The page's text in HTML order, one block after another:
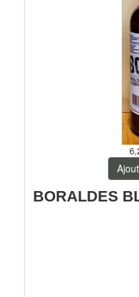
BORALDES